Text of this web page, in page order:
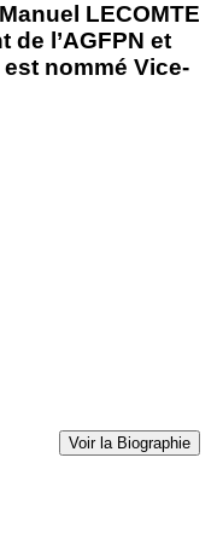
LECOMTE
de l’AGFPN et
est nommé Vice-
Voir la Biographie